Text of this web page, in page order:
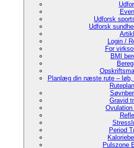
Udforsk
Udforsk
Login /
For
BMI
Planlæg din næste rute – løb,
Period
Pulszone